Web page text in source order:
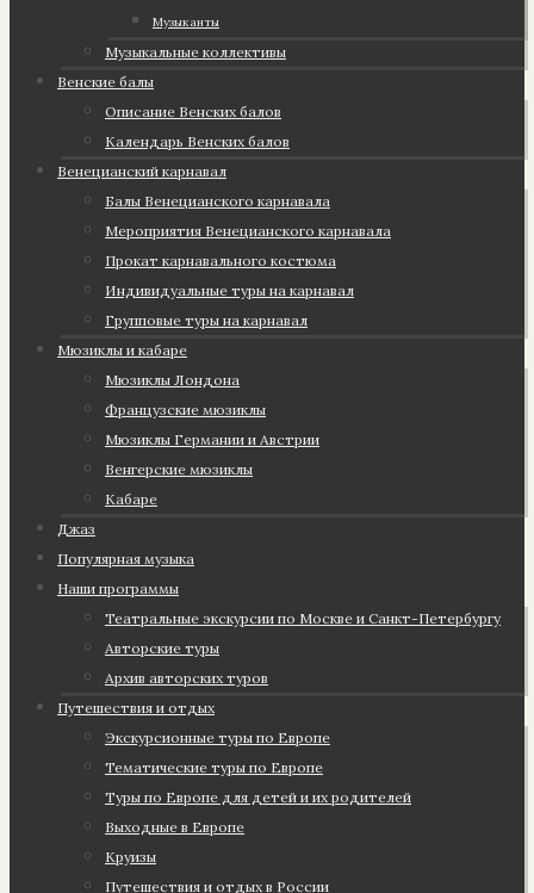
Музыканты
Музыкальные коллективы
Венские балы
Описание Венских балов
Календарь Венских балов
Венецианский карнавал
Балы Венецианского карнавала
Мероприятия Венецианского карнавала
Прокат карнавального костюма
Индивидуальные туры на карнавал
Групповые туры на карнавал
Мюзиклы и кабаре
Мюзиклы Лондона
Французские мюзиклы
Мюзиклы Германии и Австрии
Венгерские мюзиклы
Кабаре
Джаз
Популярная музыка
Наши программы
Театральные экскурсии по Москве и Санкт-Петербургу
Авторские туры
Архив авторских туров
Путешествия и отдых
Экскурсионные туры по Европе
Тематические туры по Европе
Туры по Европе для детей и их родителей
Выходные в Европе
Круизы
Путешествия и отдых в России